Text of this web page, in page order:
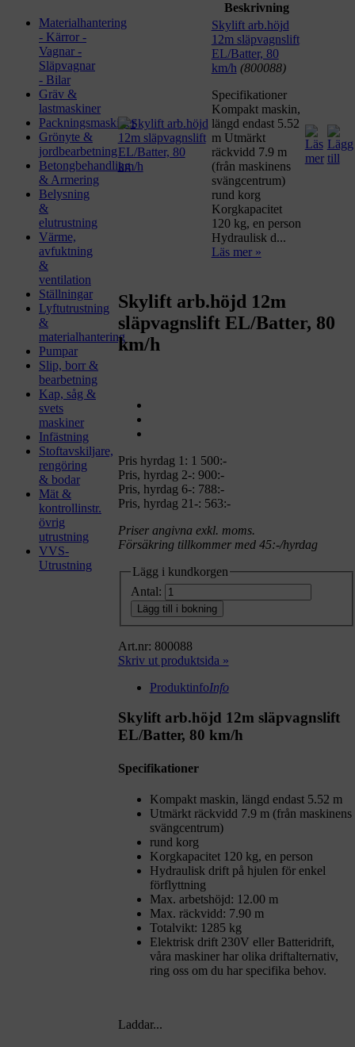
Materialhantering
- Kärror -
Vagnar -
Släpvagnar
- Bilar
Gräv &
lastmaskiner
Packningsmaskiner
Grönyte &
jordbearbetning
Betongbehandling
& Armering
Belysning
&
elutrustning
Värme,
avfuktning
&
ventilation
Ställningar
Lyftutrustning
&
materialhantering
Pumpar
Slip, borr &
bearbetning
Kap, såg &
svets
maskiner
Infästning
Stoftavskiljare,
rengöring
& bodar
Mät &
kontrollinstr.
övrig
utrustning
VVS-
Utrustning
Beskrivning
Skylift arb.höjd
12m släpvagnslift
EL/Batter, 80
km/h (800088)
Specifikationer
Kompakt maskin,
längd endast 5.52
m Utmärkt
räckvidd 7.9 m
(från maskinens
svängcentrum)
rund korg
Korgkapacitet
120 kg, en person
Hydraulisk d...
Läs mer »
Skylift arb.höjd 12m
släpvagnslift EL/Batter, 80
km/h
Pris hyrdag 1: 1 500:-
Pris, hyrdag 2-: 900:-
Pris, hyrdag 6-: 788:-
Pris, hyrdag 21-: 563:-
Priser angivna exkl. moms.
Försäkring tillkommer med 45:-/hyrdag
Lägg i kundkorgen
Antal:
Lägg till i bokning
Art.nr: 800088
Skriv ut produktsida »
ProduktinfoInfo
Skylift arb.höjd 12m släpvagnslift
EL/Batter, 80 km/h
Specifikationer
Kompakt maskin, längd endast 5.52 m
Utmärkt räckvidd 7.9 m (från maskinens
svängcentrum)
rund korg
Korgkapacitet 120 kg, en person
Hydraulisk drift på hjulen för enkel
förflyttning
Max. arbetshöjd: 12.00 m
Max. räckvidd: 7.90 m
Totalvikt: 1285 kg
Elektrisk drift 230V eller Batteridrift,
våra maskiner har olika driftalternativ,
ring oss om du har specifika behov.
Laddar...